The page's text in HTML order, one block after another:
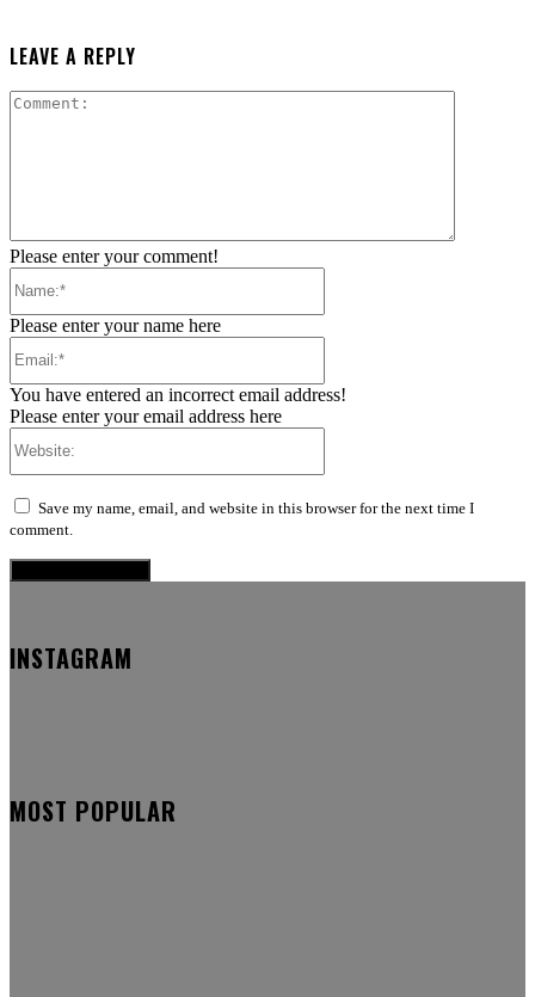
LEAVE A REPLY
Please enter your comment!
Please enter your name here
You have entered an incorrect email address!
Please enter your email address here
Save my name, email, and website in this browser for the next time I
comment.
INSTAGRAM
MOST POPULAR